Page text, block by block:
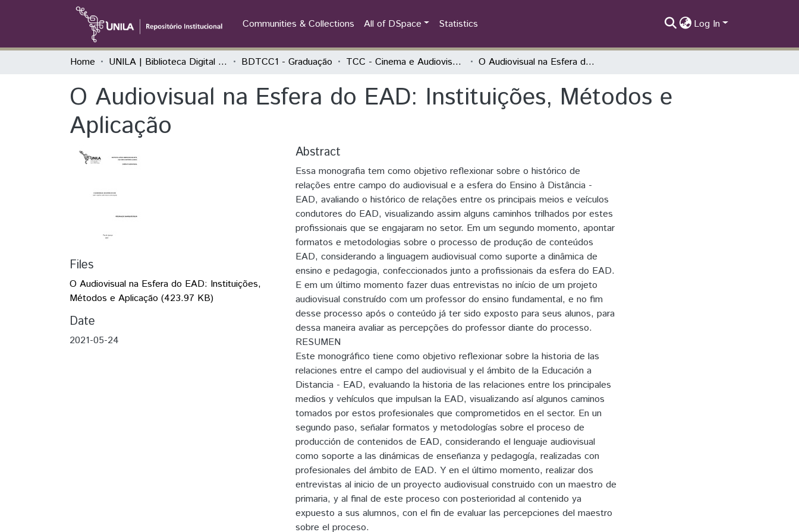
Communities & Collections All of DSpace Statistics Log In
Home UNILA | Biblioteca Digital de Trabalhos de Conclusão de Curso BDTCC1 - Graduação TCC - Cinema e Audiovisual - Artigo ou TCC O Audiovisual na Esfera do EAD: Instituições, Métodos e Aplicação
O Audiovisual na Esfera do EAD: Instituições, Métodos e
Aplicação
Files
O Audiovisual na Esfera do EAD: Instituições,
Métodos e Aplicação (423.97 KB)
Date
2021-05-24
Abstract
Essa monografia tem como objetivo reflexionar sobre o histórico de
relações entre campo do audiovisual e a esfera do Ensino à Distância -
EAD, avaliando o histórico de relações entre os principais meios e veículos
condutores do EAD, visualizando assim alguns caminhos trilhados por estes
profissionais que se engajaram no setor. Em um segundo momento, apontar
formatos e metodologias sobre o processo de produção de conteúdos
EAD, considerando a linguagem audiovisual como suporte a dinâmica de
ensino e pedagogia, confeccionados junto a profissionais da esfera do EAD.
E em um último momento fazer duas entrevistas no início de um projeto
audiovisual construído com um professor do ensino fundamental, e no fim
desse processo após o conteúdo já ter sido exposto para seus alunos, para
dessa maneira avaliar as percepções do professor diante do processo.
RESUMEN
Este monográfico tiene como objetivo reflexionar sobre la historia de las
relaciones entre el campo del audiovisual y el ámbito de la Educación a
Distancia - EAD, evaluando la historia de las relaciones entre los principales
medios y vehículos que impulsan la EAD, visualizando así algunos caminos
tomados por estos profesionales que comprometidos en el sector. En un
segundo paso, señalar formatos y metodologías sobre el proceso de
producción de contenidos de EAD, considerando el lenguaje audiovisual
como soporte a las dinámicas de enseñanza y pedagogía, realizadas con
profesionales del ámbito de EAD. Y en el último momento, realizar dos
entrevistas al inicio de un proyecto audiovisual construido con un maestro de
primaria, y al final de este proceso con posterioridad al contenido ya
expuesto a sus alumnos, con el fin de evaluar las percepciones del maestro
sobre el proceso.